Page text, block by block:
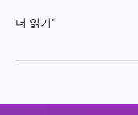
룸
썸
더 읽기"